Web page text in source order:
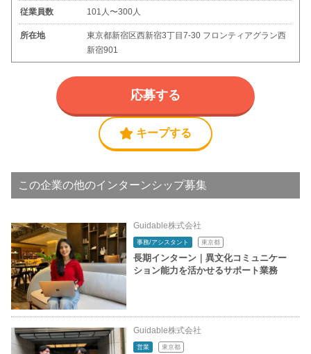
従業員数 101人〜300人
所在地
東京都新宿区西新宿3丁目7-30 フロンティアグラン西
新宿901
キープする
応募する
この企業の他のインターンシップ募集
Guidable株式会社
事務/アシスタント 東京都
長期インターン｜異文化コミュニケー
ション能力を活かせるサポート業務
Guidable株式会社
営業 東京都